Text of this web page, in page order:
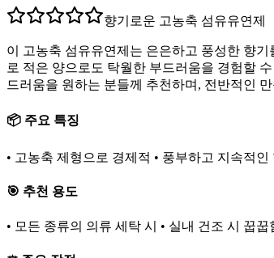
향기로운 고농축 섬유유연제
이 고농축 섬유유연제는 은은하고 풍성한 향
로 적은 양으로도 탁월한 부드러움을 경험할
드러움을 원하는 분들께 추천하며, 전반적인
📦 주요 특징
• 고농축 제형으로 경제적 • 풍부하고 지속적
🎯 추천 용도
• 모든 종류의 의류 세탁 시 • 실내 건조 시 꿉